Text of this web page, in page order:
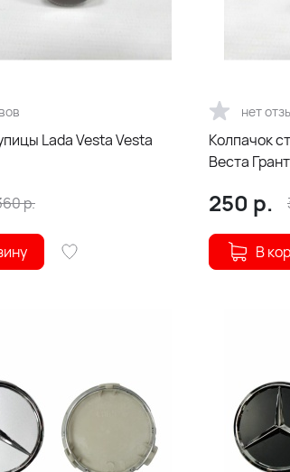
Lada Vesta Vesta
р.
нет
Колпачок
Веста
250 р.
В